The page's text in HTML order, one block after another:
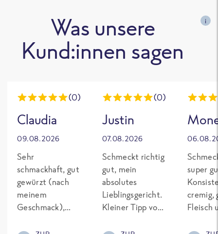
Was unsere
Kund:innen sagen
i
(0)
Claudia
09.08.2026
Sehr
schmackhaft, gut
gewürzt (nach
meinem
Geschmack),
(0)
Justin
07.08.2026
Schmeckt richtig
gut, mein
absolutes
Lieblingsgericht.
Kleiner Tipp von
super
cremig,
Fleisch